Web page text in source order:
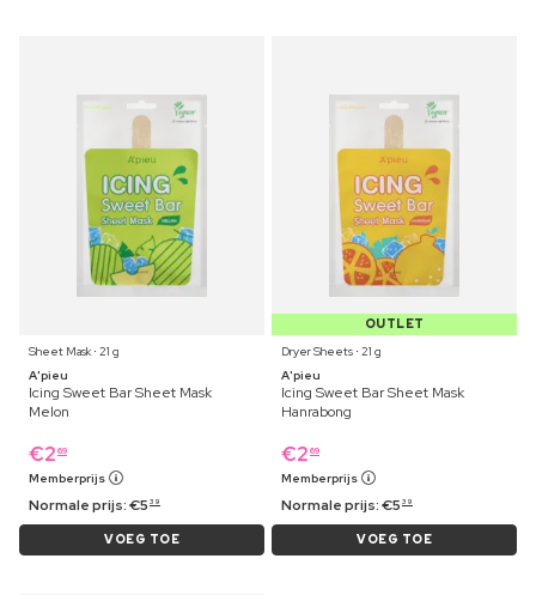
Sheet Mask ⋅ 21 g
A'pieu
Icing Sweet Bar Sheet Mask
Melon
€2 69
Memberprijs
Normale prijs:€5 39
VOEG TOE
OUTLET
Dryer Sheets ⋅ 21 g
A'pieu
Icing Sweet Bar Sheet Mask
Hanrabong
€2 69
Memberprijs
Normale prijs:€5 39
VOEG TOE